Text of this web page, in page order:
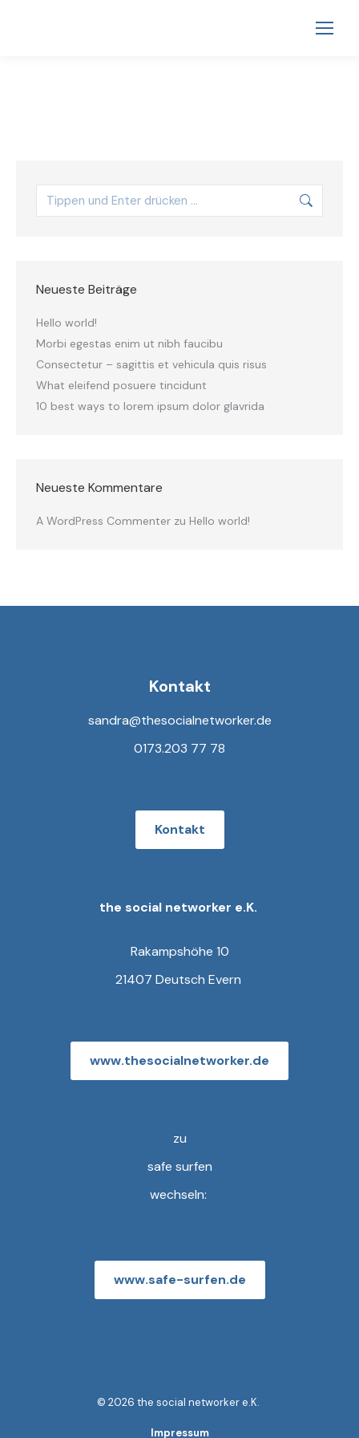
Neueste Beiträge
Hello world!
Morbi egestas enim ut nibh faucibu
Consectetur – sagittis et vehicula quis risus
What eleifend posuere tincidunt
10 best ways to lorem ipsum dolor glavrida
Neueste Kommentare
A WordPress Commenter zu Hello world!
Kontakt
sandra@thesocialnetworker.de
0173.203 77 78
Kontakt
the social networker e.K.
Rakampshöhe 10
21407 Deutsch Evern
www.thesocialnetworker.de
zu
safe surfen
wechseln:
www.safe-surfen.de
© 2026 the social networker e.K.
Impressum